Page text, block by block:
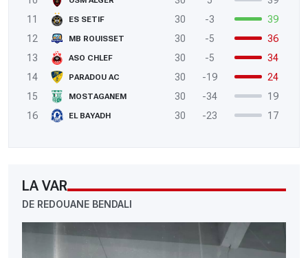
11
ES SETIF 30 -3
39
12
MB ROUISSET 30 -5
36
13
ASO CHLEF 30 -5
34
14
PARADOU AC 30 -19
24
15
MOSTAGANEM 30 -34
19
16
EL BAYADH 30 -23 17
LA VAR
DE REDOUANE BENDALI